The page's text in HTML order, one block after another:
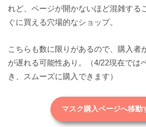
れど、ページが開かないほど混雑する
ぐに買える穴場的なショップ。
こちらも数に限りがあるので、購入者
が遅れる可能性あり。（4/22現在では
き、スムーズに購入できます）
マスク購入ページへ移動